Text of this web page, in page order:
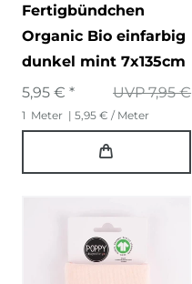
Fertigbündchen
Organic Bio einfarbig
dunkel mint 7x135cm
UVP 7,95 €
5,95 € *
1 Meter | 5,95 € / Meter